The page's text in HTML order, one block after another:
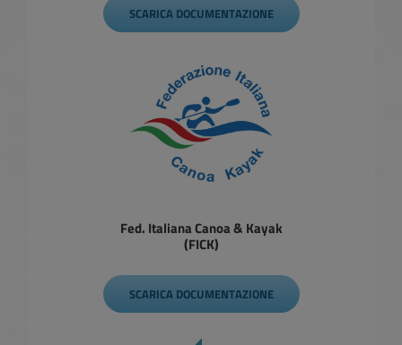
SCARICA DOCUMENTAZIONE
Fed. Italiana Canoa & Kayak
(FICK)
SCARICA DOCUMENTAZIONE